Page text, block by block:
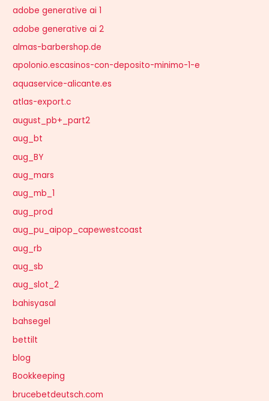
adobe generative ai 1
adobe generative ai 2
almas-barbershop.de
apolonio.escasinos-con-deposito-minimo-1-e
aquaservice-alicante.es
atlas-export.c
august_pb+_part2
aug_bt
aug_BY
aug_mars
aug_mb_1
aug_prod
aug_pu_aipop_capewestcoast
aug_rb
aug_sb
aug_slot_2
bahisyasal
bahsegel
bettilt
blog
Bookkeeping
brucebetdeutsch.com